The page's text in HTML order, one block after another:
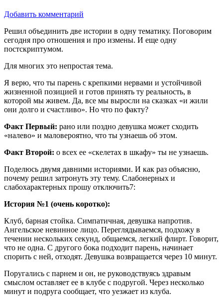
Добавить комментарий
Решил объединить две истории в одну тематику. Поговорим
сегодня про отношения и про измены. И еще одну
постскриптумом.
Для многих это непростая тема.
Я верю, что ты парень с крепкими нервами и устойчивой
жизненной позицией и готов принять ту реальность, в
которой мы живем. Да, все мы выросли на сказках «и жили
они долго и счастливо». Но что по факту?
Факт Первый: рано или поздно девушка может сходить
«налево» и маловероятно, что ты узнаешь об этом.
Факт Второй: о всех ее «скелетах в шкафу» ты не узнаешь.
Поделюсь двумя давними историями. И как раз объясню,
почему решил затронуть эту тему. Слабонерных и
слабохарактерных прошу отключить7:
История №1 (очень коротко):
Клуб, барная стойка. Симпатичная, девушка напротив.
Ангельское невинное лицо. Переглядываемся, подхожу в
течении нескольких секунд, общаемся, легкий флирт. Говорит,
что не одна. С другого бока подходит парень, начинает
спорить с ней, отходят. Девушка возвращается через 10 минут.
Поругались с парнем и он, не руководствуясь здравым
смыслом оставляет ее в клубе с подругой. Через несколько
минут и подруга сообщает, что уезжает из клуба.